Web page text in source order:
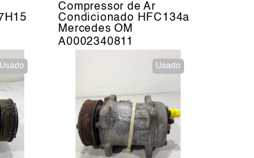
Compressor de Ar
Condicionado HFC134a
Mercedes OM
A0002340811
Usado Usado